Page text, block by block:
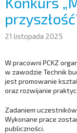
21 listopada 2025
W pracowni PCKZ
w zawodzie Technik
jest promowanie
oraz rozwijanie
Zadaniem
Wykonane prace
publiczności.